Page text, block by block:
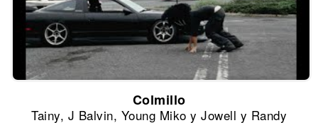
Colmillo
Tainy, J Balvin, Young Miko y Jowell y Randy